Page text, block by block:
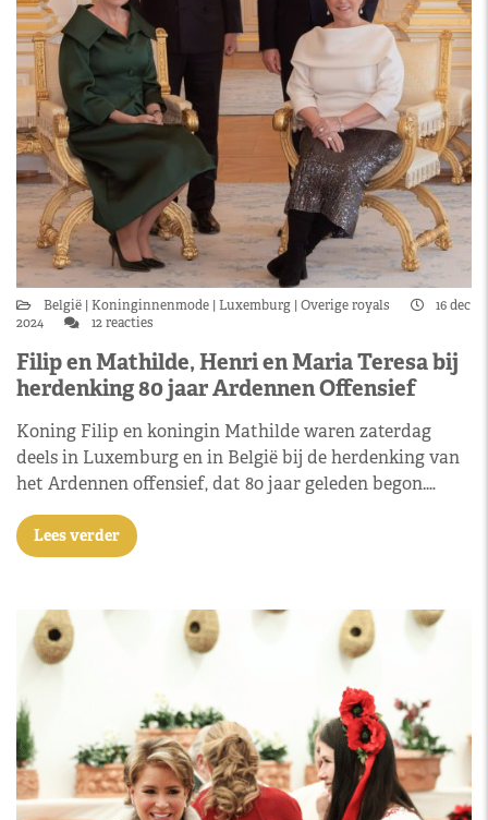
België Koninginnenmode Luxemburg Overige royals
16 dec
2024
12 reacties
Filip en Mathilde, Henri en Maria Teresa bij
herdenking 80 jaar Ardennen Offensief
Koning Filip en koningin Mathilde waren zaterdag
deels in Luxemburg en in België bij de herdenking van
het Ardennen offensief, dat 80 jaar geleden begon.…
Lees verder